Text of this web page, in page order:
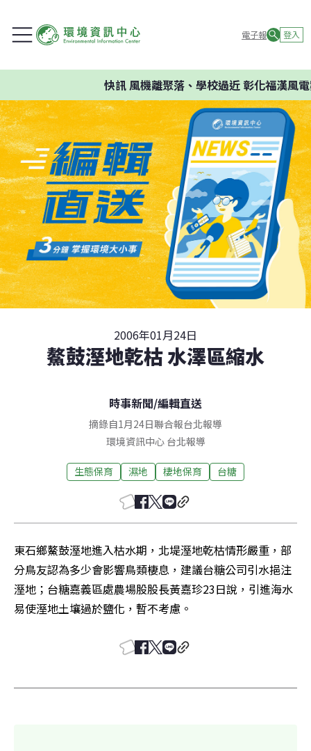
電子報 登入
快訊風機離聚落、學校過近 彰化福漢風電
2006年01月24日
鰲鼓溼地乾枯 水澤區縮水
時事新聞/編輯直送
摘錄自1月24日聯合報台北報導
環境資訊中心 台北報導
生態保育 濕地 棲地保育 台糖
東石鄉鰲鼓溼地進入枯水期，北堤溼地乾枯情形嚴重，部
分鳥友認為多少會影響鳥類棲息，建議台糖公司引水挹注
溼地；台糖嘉義區處農場股股長黃嘉珍23日說，引進海水
易使溼地土壤過於鹽化，暫不考慮。